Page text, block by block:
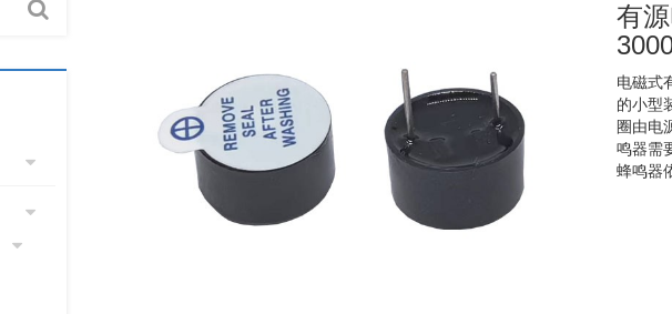
有
电磁式
的小型
圈由电
鸣器需
蜂鸣器